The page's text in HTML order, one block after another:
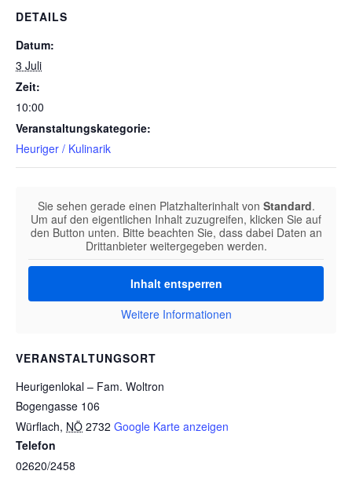
DETAILS
Datum:
3 Juli
Zeit:
10:00
Veranstaltungskategorie:
Heuriger / Kulinarik
VERANSTALTUNGSORT
Heurigenlokal – Fam. Woltron
Bogengasse 106
Würflach, NÖ 2732 Google Karte anzeigen
Telefon
02620/2458
Sie sehen gerade einen Platzhalterinhalt von Standard.
Um auf den eigentlichen Inhalt zuzugreifen, klicken Sie auf
den Button unten. Bitte beachten Sie, dass dabei Daten an
Drittanbieter weitergegeben werden.
Inhalt entsperren
Weitere Informationen